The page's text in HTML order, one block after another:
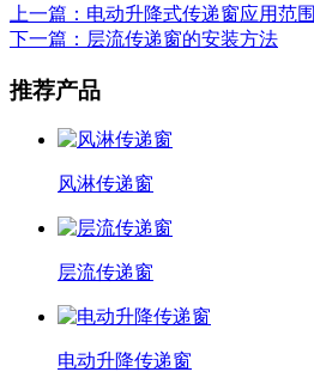
上一篇：电动升降式传递窗应用范围
下一篇：层流传递窗的安装方法
推荐产品
风淋传递窗
层流传递窗
电动升降传递窗